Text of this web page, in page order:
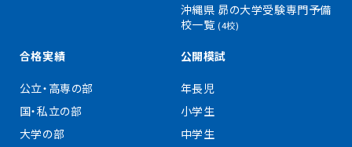
沖縄県 昴の大学受験専門予備
校一覧 (4校)
合格実績
公立・高専の部
国・私立の部
大学の部
公開模試
年長児
小学生
中学生